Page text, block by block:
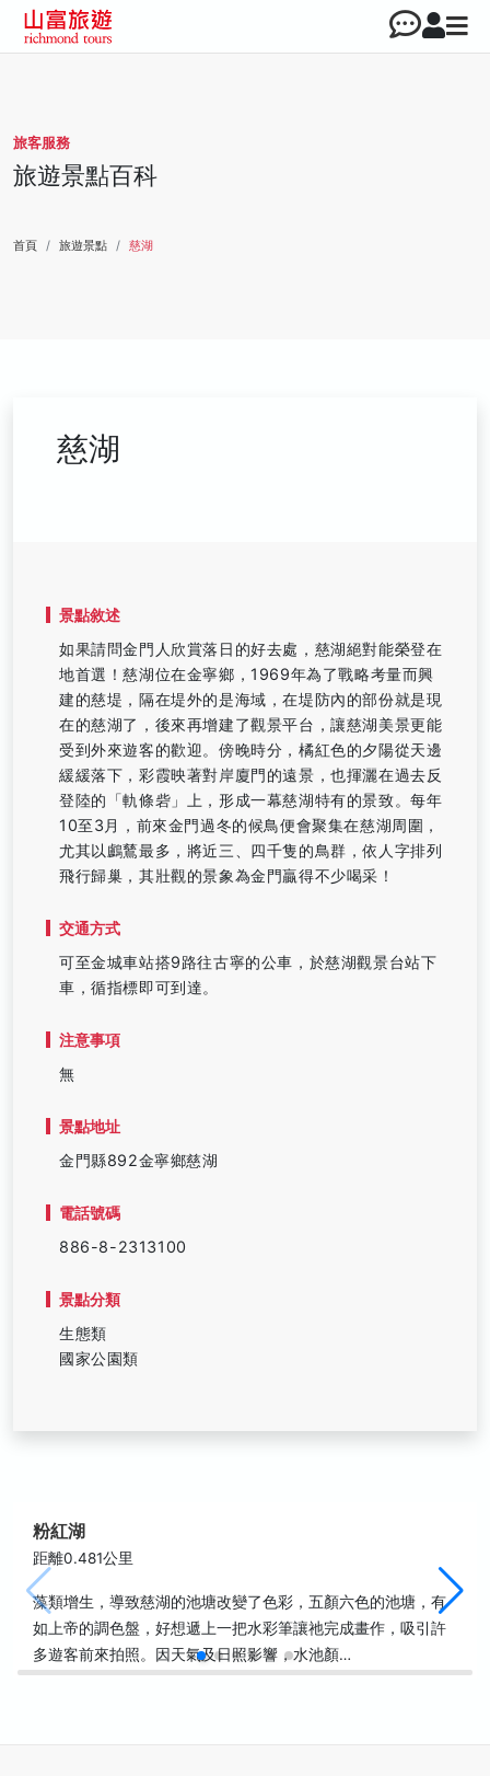
旅客服務
旅遊景點百科
首頁 旅遊景點 慈湖
慈湖
景點敘述
如果請問金門人欣賞落日的好去處，慈湖絕對能榮登在
地首選！慈湖位在金寧鄉，1969年為了戰略考量而興
建的慈堤，隔在堤外的是海域，在堤防內的部份就是現
在的慈湖了，後來再增建了觀景平台，讓慈湖美景更能
受到外來遊客的歡迎。傍晚時分，橘紅色的夕陽從天邊
緩緩落下，彩霞映著對岸廈門的遠景，也揮灑在過去反
登陸的「軌條砦」上，形成一幕慈湖特有的景致。每年
10至3月，前來金門過冬的候鳥便會聚集在慈湖周圍，
尤其以鸕鶿最多，將近三、四千隻的鳥群，依人字排列
飛行歸巢，其壯觀的景象為金門贏得不少喝采！
交通方式
可至金城車站搭9路往古寧的公車，於慈湖觀景台站下
車，循指標即可到達。
注意事項
無
景點地址
金門縣892金寧鄉慈湖
電話號碼
886-8-2313100
景點分類
生態類
國家公園類
粉紅湖
距離0.481公里
藻類增生，導致慈湖的池塘改變了色彩，五顏六色的池塘，有
如上帝的調色盤，好想遞上一把水彩筆讓祂完成畫作，吸引許
多遊客前來拍照。因天氣及日照影響，水池顏…